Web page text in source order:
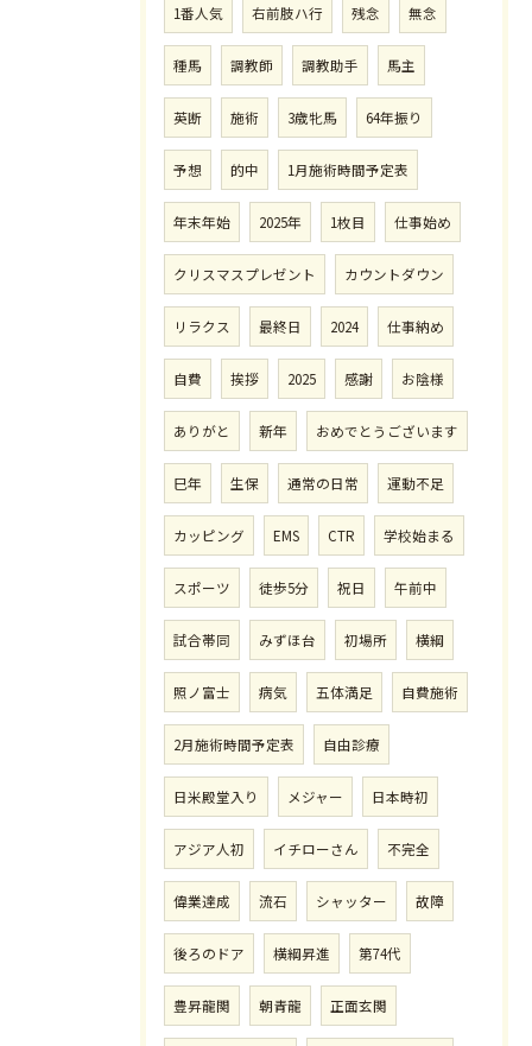
1番人気 右前肢ハ行 残念 無念
種馬 調教師 調教助手 馬主
英断 施術 3歳牝馬 64年振り
予想 的中 1月施術時間予定表
年末年始 2025年 1枚目 仕事始め
クリスマスプレゼント カウントダウン
リラクス 最終日 2024 仕事納め
自費 挨拶 2025 感謝 お陰様
ありがと 新年 おめでとうございます
巳年 生保 通常の日常 運動不足
カッピング EMS CTR 学校始まる
スポーツ 徒歩5分 祝日 午前中
試合帯同 みずほ台 初場所 横綱
照ノ富士 病気 五体満足 自費施術
2月施術時間予定表 自由診療
日米殿堂入り メジャー 日本時初
アジア人初 イチローさん 不完全
偉業達成 流石 シャッター 故障
後ろのドア 横綱昇進 第74代
豊昇龍関 朝青龍 正面玄関